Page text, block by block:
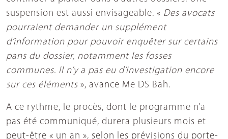
suspension est aussi envisageable. « Des avocats
pourraient demander un supplément
d’information pour pouvoir enquêter sur certains
pans du dossier, notamment les fosses
communes. Il n’y a pas eu d’investigation encore
sur ces éléments », avance Me DS Bah.
A ce rythme, le procès, dont le programme n’a
pas été communiqué, durera plusieurs mois et
peut-être « un an », selon les prévisions du porte-